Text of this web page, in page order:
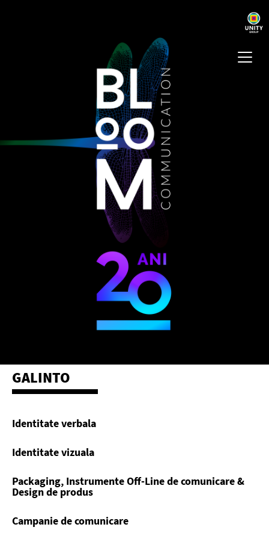
GALINTO
Identitate verbala
Identitate vizuala
Packaging, Instrumente Off-Line de comunicare &
Design de produs
Campanie de comunicare